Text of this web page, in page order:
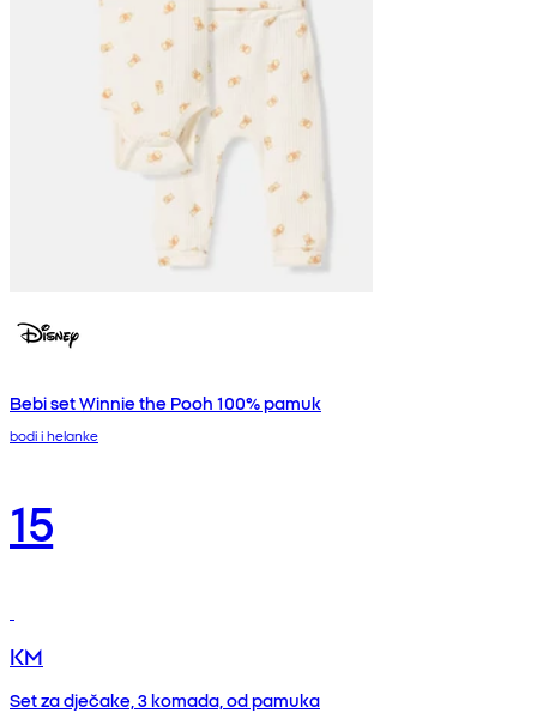
Bebi set Winnie the Pooh 100% pamuk
bodi i helanke
15
KM
Set za dječake, 3 komada, od pamuka